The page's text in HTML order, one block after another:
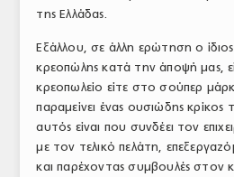
της Ελλάδας.
Εξάλλου, σε άλλη ερώτηση ο
κρεοπώλης κατά την άποψή μας,
κρεοπωλείο είτε στο σούπερ
παραμείνει ένας ουσιώδης κρίκος
αυτός είναι που συνδέει τον
με τον τελικό πελάτη,
και παρέχοντας συμβουλές στον